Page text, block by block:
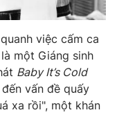
Việt
bằng AI
việc cấm ca
một Giáng sinh
Baby It’s Cold
vấn đề quấy
xa rồi", một khán